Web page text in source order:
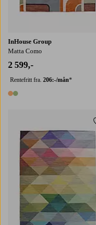
InHouse Group
Matta Como
2 599,-
Rentefritt fra. 206:-/mån*
2 farger
80X200 160X230 200X290 240X340